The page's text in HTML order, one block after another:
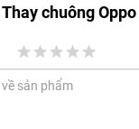
Thay chuông